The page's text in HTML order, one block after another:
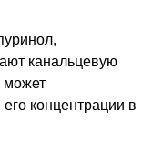
канальцевую
может
концентрации в